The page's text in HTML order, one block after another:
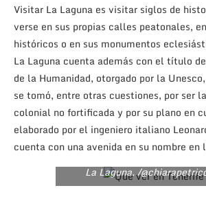
Visitar La Laguna es visitar siglos de
verse en sus propias calles peatonales,
históricos o en sus monumentos
La Laguna cuenta además con el título
de la Humanidad, otorgado por la
se tomó, entre otras cuestiones, por ser
colonial no fortificada y por su plano en
elaborado por el ingeniero italiano
cuenta con una avenida en su nombre en
La Laguna. /